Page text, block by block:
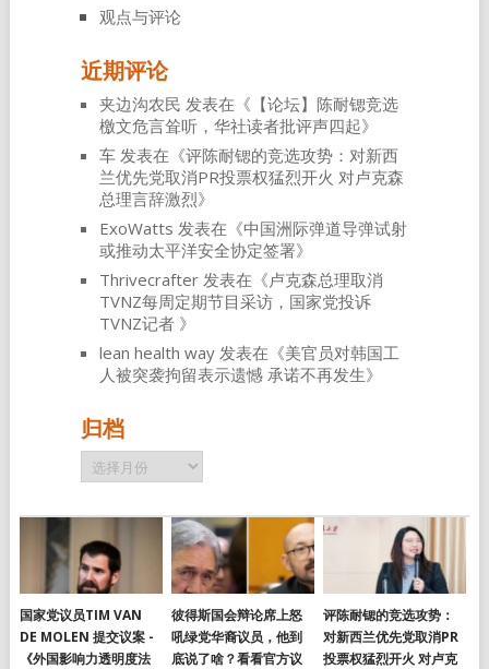
观点与评论
近期评论
夹边沟农民 发表在《 【论坛】陈耐锶竞选
檄文危言耸听，华社读者批评声四起》
车发表在《评陈耐锶的竞选攻势：对新西
兰优先党取消PR投票权猛烈开火 对卢克森
总理言辞激烈》
ExoWatts 发表在《中国洲际弹道导弹试射
或推动太平洋安全协定签署》
Thrivecrafter发表在《卢克森总理取消
TVNZ每周定期节目采访，国家党投诉
TVNZ记者 》
lean health way发表在《美官员对韩国工
人被突袭拘留表示遗憾 承诺不再发生》
归档
归
档
国家党议员TIM VAN
DE MOLEN 提交议案 -
《外国影响力透明度法
彼得斯国会辩论席上怒
吼绿党华裔议员，他到
底说了啥？看看官方议
评陈耐锶的竞选攻势：
对新西兰优先党取消PR
投票权猛烈开火 对卢克